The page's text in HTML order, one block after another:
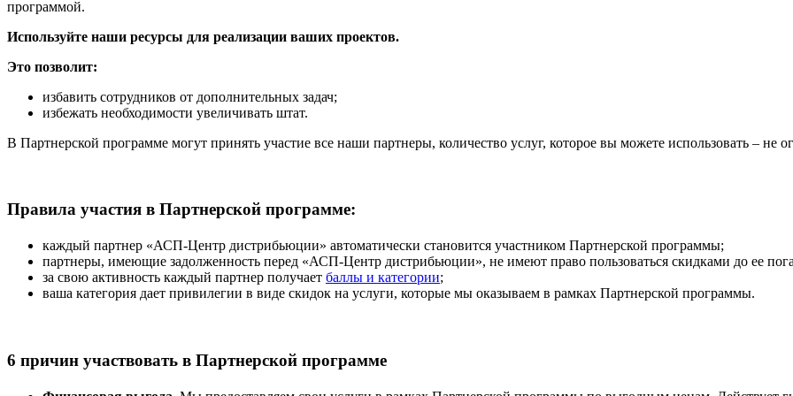
программой.
Используйте наши ресурсы для реализации ваших проектов.
Это позволит:
избавить сотрудников от дополнительных задач;
избежать необходимости увеличивать штат.
В Партнерской программе могут принять участие все наши партнеры, количество услуг, которое вы можете использовать – не
Правила участия в Партнерской программе:
каждый партнер «АСП-Центр дистрибьюции» автоматически становится участником Партнерской программы;
партнеры, имеющие задолженность перед «АСП-Центр дистрибьюции», не имеют право пользоваться скидками до ее
за свою активность каждый партнер получает баллы и категории;
ваша категория дает привилегии в виде скидок на услуги, которые мы оказываем в рамках Партнерской программы.
6 причин участвовать в Партнерской программе